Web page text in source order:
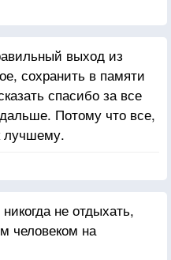
выход из
сохранить в памяти
спасибо за все
Потому что все,
лучшему.
не отдыхать,
человеком на